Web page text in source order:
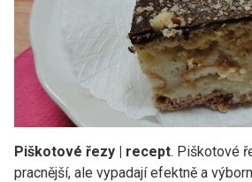
Piškotové řezy | recept. Piškotové
pracnější, ale vypadají efektně a